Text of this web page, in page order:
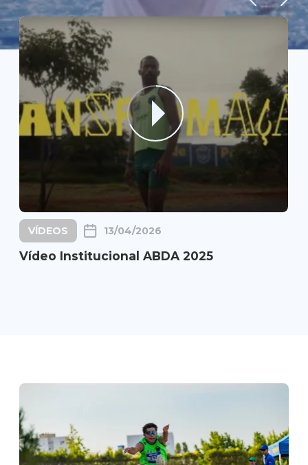
ABDA FILARMÔNICA
ABDA Filarmônica Apresentação no 37º